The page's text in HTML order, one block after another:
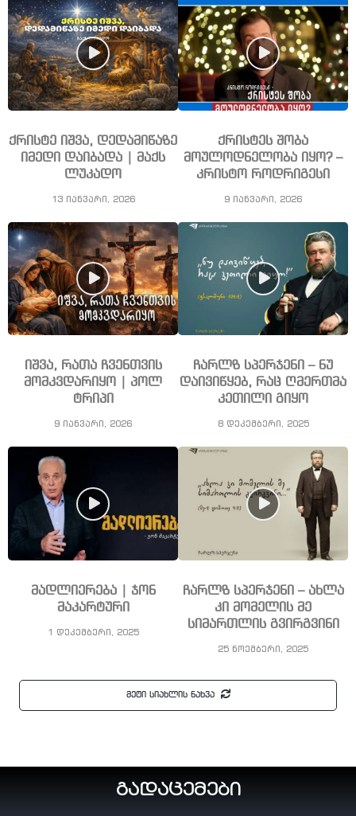
ქრისტე იშვა, დედამიწაზე
იმედი დაიბადა | მაქს
ლუკადო
13 იანვარი, 2026
ქრისტეს შობა
მოულოდნელობა იყო? –
კრისტო როდრიგესი
9 იანვარი, 2026
იშვა, რათა ჩვენთვის
მომკვდარიყო | პოლ
ტრიპი
9 იანვარი, 2026
ჩარლზ სპერჯენი – ნუ
დაივიწყებ, რაც ღმერთმა
კეთილი გიყო
8 დეკემბერი, 2025
მადლიერება | ჯონ
მაკარტური
1 დეკემბერი, 2025
ჩარლზ სპერჯენი – ახლა
კი მომელის მე
სიმართლის გვირგვინი
25 ნოემბერი, 2025
მეტი სიახლის ნახვა
გადაცემები